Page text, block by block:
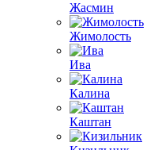
Жасмин
Жимолость
Ива
Калина
Каштан